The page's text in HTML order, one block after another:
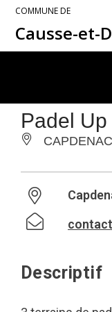
COMMUNE DE
Causse-et-
Padel
Descriptif